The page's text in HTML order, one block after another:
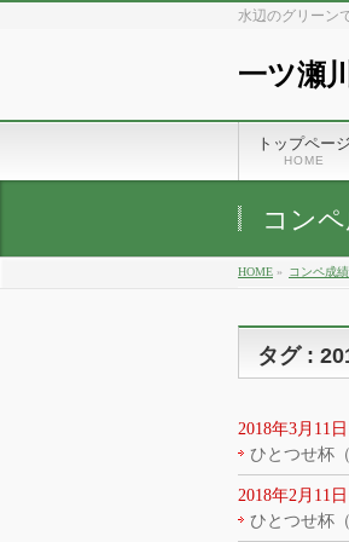
水辺のグリーン
一ツ瀬
トップページ
HOME
コン
HOME » コンペ成績
タグ :
2018年3月11日
ひとつせ杯
2018年2月11日
ひとつせ杯